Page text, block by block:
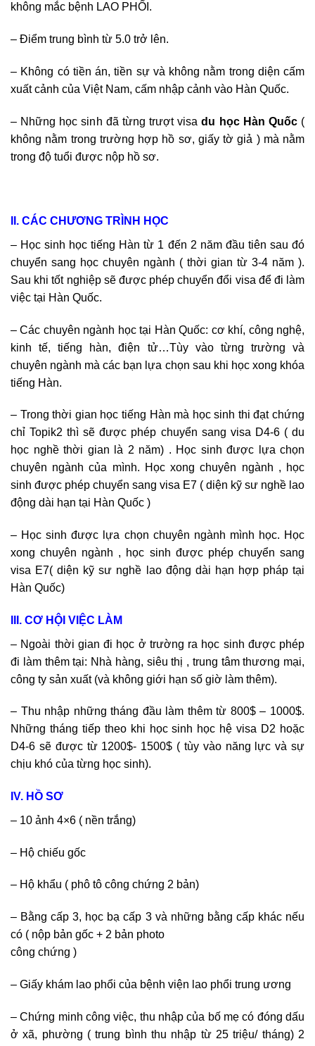
không mắc bệnh LAO PHỔI.
– Điểm trung bình từ 5.0 trở lên.
– Không có tiền án, tiền sự và không nằm trong diện cấm
xuất cảnh của Việt Nam, cấm nhập cảnh vào Hàn Quốc.
– Những học sinh đã từng trượt visadu học Hàn Quốc(
không nằm trong trường hợp hồ sơ, giấy tờ giả ) mà nằm
trong độ tuổi được nộp hồ sơ.
II. CÁC CHƯƠNG TRÌNH HỌC
– Học sinh học tiếng Hàn từ 1 đến 2 năm đầu tiên sau đó
chuyển sang học chuyên ngành ( thời gian từ 3-4 năm ).
Sau khi tốt nghiệp sẽ được phép chuyển đổi visa để đi làm
việc tại Hàn Quốc.
– Các chuyên ngành học tại Hàn Quốc: cơ khí, công nghệ,
kinh tế, tiếng hàn, điện tử…Tùy vào từng trường và
chuyên ngành mà các bạn lựa chọn sau khi học xong khóa
tiếng Hàn.
– Trong thời gian học tiếng Hàn mà học sinh thi đạt chứng
chỉ Topik2 thì sẽ được phép chuyển sang visa D4-6 ( du
học nghề thời gian là 2 năm) . Học sinh được lựa chọn
chuyên ngành của mình. Học xong chuyên ngành , học
sinh được phép chuyển sang visa E7 ( diện kỹ sư nghề lao
động dài hạn tại Hàn Quốc )
– Học sinh được lựa chọn chuyên ngành mình học. Học
xong chuyên ngành , học sinh được phép chuyển sang
visa E7( diện kỹ sư nghề lao động dài hạn hợp pháp tại
Hàn Quốc)
III. CƠ HỘI VIỆC LÀM
– Ngoài thời gian đi học ở trường ra học sinh được phép
đi làm thêm tại: Nhà hàng, siêu thị , trung tâm thương mại,
công ty sản xuất (và không giới hạn số giờ làm thêm).
– Thu nhập những tháng đầu làm thêm từ 800$ – 1000$.
Những tháng tiếp theo khi học sinh học hệ visa D2 hoặc
D4-6 sẽ được từ 1200$- 1500$ ( tùy vào năng lực và sự
chịu khó của từng học sinh).
IV. HỒ SƠ
– 10 ảnh 4×6 ( nền trắng)
– Hộ chiếu gốc
– Hộ khẩu ( phô tô công chứng 2 bản)
– Bằng cấp 3, học bạ cấp 3 và những bằng cấp khác nếu
có ( nộp bản gốc + 2 bản photo
công chứng )
– Giấy khám lao phổi của bệnh viện lao phổi trung ương
– Chứng minh công việc, thu nhập của bố mẹ có đóng dấu
ở xã, phường ( trung bình thu nhập từ 25 triệu/ tháng) 2